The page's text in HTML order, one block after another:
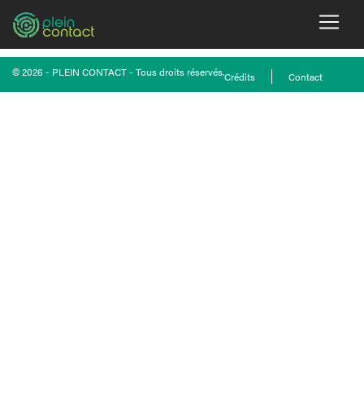
There no posts to show
© 2026 - PLEIN CONTACT - Tous droits réservés.Crédits Contact